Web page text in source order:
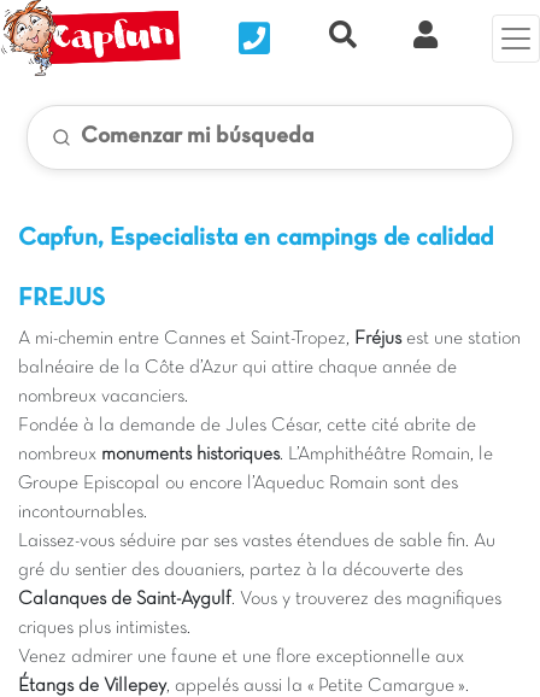
Nous contacterRecherche rapide
Mi
Comenzar mi búsqueda
Capfun, Especialista en campings de calidad
FREJUS
A mi-chemin entre Cannes et Saint-Tropez, Fréjusest une station
balnéaire de la Côte d’Azur qui attire chaque année de
nombreux vacanciers.
Fondée à la demande de Jules César, cette cité abrite de
nombreux monuments historiques. L’Amphithéâtre Romain, le
Groupe Episcopal ou encore l’Aqueduc Romain sont des
incontournables.
Laissez-vous séduire par ses vastes étendues de sable fin. Au
gré du sentier des douaniers, partez à la découverte des
Calanques de Saint-Aygulf. Vous y trouverez des magnifiques
criques plus intimistes.
Venez admirer une faune et une flore exceptionnelle aux
Étangs de Villepey, appelés aussi la « Petite Camargue ».